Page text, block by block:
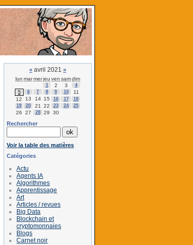
« avril 2021 »
lun marmerjeu ven samdim
1 2 3
4
5
6 7 8 9 10
11
12
13 14 15 16 17
18
19
20 21 22 23 24 25
26 27 28 29 30
Rechercher
Voir la table des matières
Catégories
Actu
Agents IA
Algorithmes
Apprentissage
Art
Articles / revues
Big Data
Blockchain et
cryptomonnaies
Blogs
Carnet noir